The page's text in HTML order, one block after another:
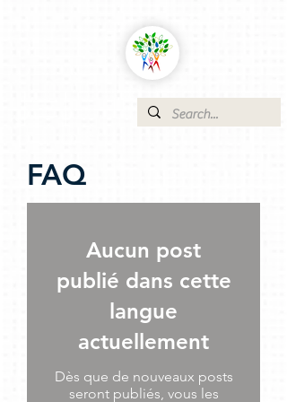
FAQ
Aucun post
publié dans cette
langue
actuellement
Dès que de nouveaux posts
seront publiés, vous les